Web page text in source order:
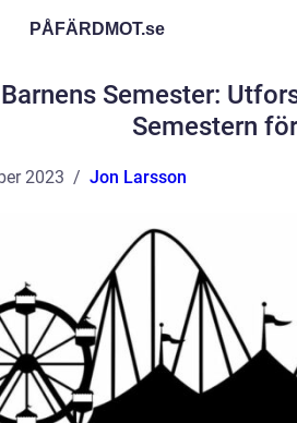
PÅFÄRDMOT.se
Barnens Semester:
Semestern
2023 Jon Larsson